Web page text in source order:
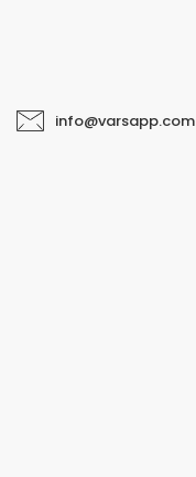
info@varsapp.com